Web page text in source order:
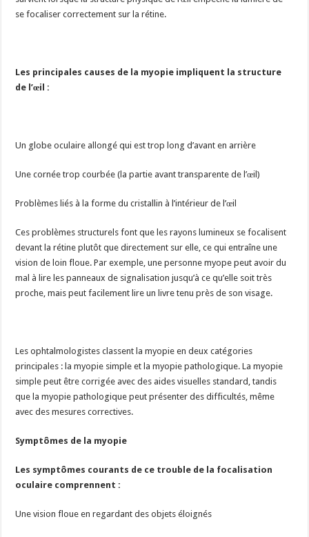
se focaliser correctement sur la rétine.
Les principales causes de la myopie impliquent la structure
de l’œil :
Un globe oculaire allongé qui est trop long d’avant en arrière
Une cornée trop courbée (la partie avant transparente de l’œil)
Problèmes liés à la forme du cristallin à l’intérieur de l’œil
Ces problèmes structurels font que les rayons lumineux se focalisent
devant la rétine plutôt que directement sur elle, ce qui entraîne une
vision de loin floue. Par exemple, une personne myope peut avoir du
mal à lire les panneaux de signalisation jusqu’à ce qu’elle soit très
proche, mais peut facilement lire un livre tenu près de son visage.
Les ophtalmologistes classent la myopie en deux catégories
principales : la myopie simple et la myopie pathologique. La myopie
simple peut être corrigée avec des aides visuelles standard, tandis
que la myopie pathologique peut présenter des difficultés, même
avec des mesures correctives.
Symptômes de la myopie
Les symptômes courants de ce trouble de la focalisation
oculaire comprennent :
Une vision floue en regardant des objets éloignés